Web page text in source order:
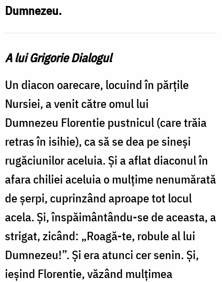
Dumnezeu.
A lui Grigorie Dialogul
Un diacon oarecare, locuind în păr­țile
Nursiei, a venit către omul lui
Dumnezeu Florentie pustnicul (care trăia
retras în isihie), ca să se dea pe sineși
rugăciunilor aceluia. Și a aflat diaconul în
afara chiliei aceluia o mul­țime nenumărată
de șerpi, cuprinzând aproa­pe tot locul
acela. Și, înspăimântându-se de aceasta, a
strigat, zicând: „Roagă-te, robule al lui
Dumnezeu!”. Și era atunci cer senin. Și,
ieșind Florentie, văzând mulțimea